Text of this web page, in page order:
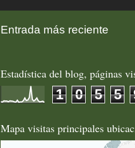
Entrada más reciente
Estadística del blog, páginas
1 0 5 5
Mapa visitas principales